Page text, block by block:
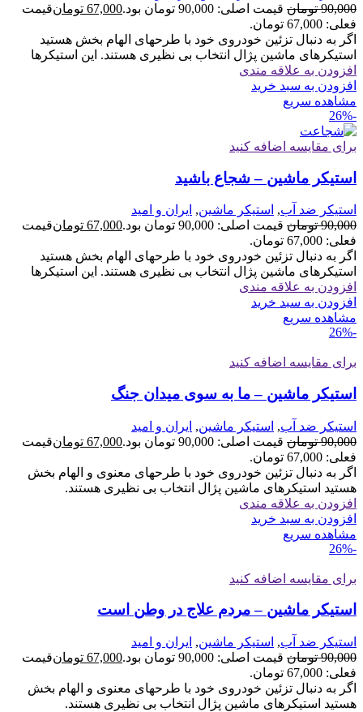
90,000 تومان قیمت اصلی: 90,000 تومان بود. 67,000 تومانقیمت
فعلی: 67,000 تومان.
اگر به دنبال تزئین خودروی خود با طرحهای الهام بخش هستید
استیکرهای ماشین پژال انتخاب بی نظیری هستند. این استیکرها
افزودن به علاقه مندی
افزودن به سبد خرید
مشاهده سریع
-26%
برای مقایسه اضافه کنید
استیکر ماشین – شجاع باشید
استیکر ضد آب, استیکر ماشین, ایران و امید
90,000 تومان قیمت اصلی: 90,000 تومان بود. 67,000 تومانقیمت
فعلی: 67,000 تومان.
اگر به دنبال تزئین خودروی خود با طرحهای الهام بخش هستید
استیکرهای ماشین پژال انتخاب بی نظیری هستند. این استیکرها
افزودن به علاقه مندی
افزودن به سبد خرید
مشاهده سریع
-26%
برای مقایسه اضافه کنید
استیکر ماشین – ما به سوی میدان جنگ
استیکر ضد آب, استیکر ماشین, ایران و امید
90,000 تومان قیمت اصلی: 90,000 تومان بود. 67,000 تومانقیمت
فعلی: 67,000 تومان.
اگر به دنبال تزئین خودروی خود با طرحهای معنوی و الهام بخش
هستید استیکرهای ماشین پژال انتخاب بی نظیری هستند.
افزودن به علاقه مندی
افزودن به سبد خرید
مشاهده سریع
-26%
برای مقایسه اضافه کنید
استیکر ماشین – مردم علاج در وطن است
استیکر ضد آب, استیکر ماشین, ایران و امید
90,000 تومان قیمت اصلی: 90,000 تومان بود. 67,000 تومانقیمت
فعلی: 67,000 تومان.
اگر به دنبال تزئین خودروی خود با طرحهای معنوی و الهام بخش
هستید استیکرهای ماشین پژال انتخاب بی نظیری هستند.